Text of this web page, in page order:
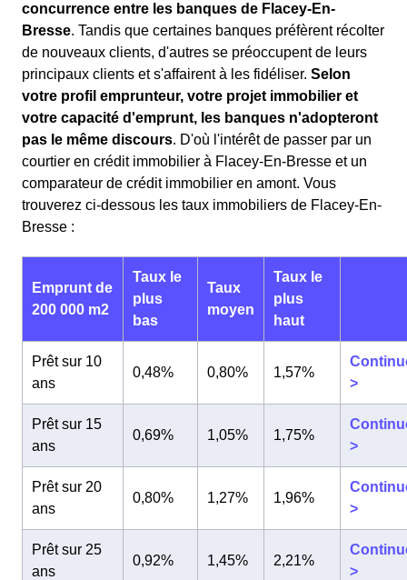
concurrence entre les banques de Flacey-En-
Bresse. Tandis que certaines banques préfèrent récolter
de nouveaux clients, d'autres se préoccupent de leurs
principaux clients et s'affairent à les fidéliser. Selon
votre profil emprunteur, votre projet immobilier et
votre capacité d'emprunt, les banques n'adopteront
pas le même discours. D'où l'intérêt de passer par un
courtier en crédit immobilier à Flacey-En-Bresse et un
comparateur de crédit immobilier en amont. Vous
trouverez ci-dessous les taux immobiliers de Flacey-En-
Bresse :
Emprunt de
200 000 m2
Taux le
plus
bas
Taux
moyen
Taux le
plus
haut
Prêt sur 10
ans
0,48% 0,80% 1,57%
>
Prêt sur 15
ans
0,69% 1,05% 1,75%
>
Prêt sur 20
ans
0,80% 1,27% 1,96%
>
Prêt sur 25
ans
0,92% 1,45% 2,21%
>